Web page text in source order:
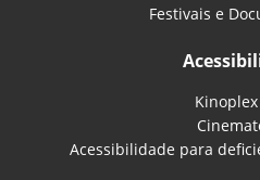
Festivais e
Acessibilidade para